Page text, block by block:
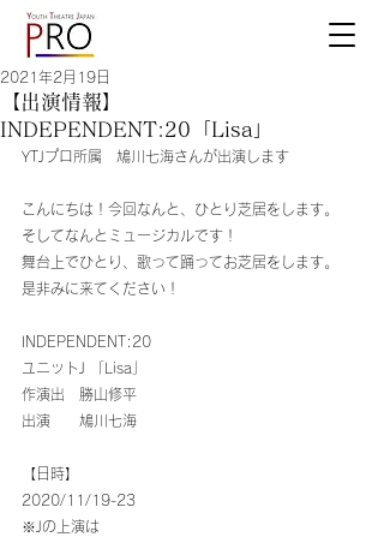
【出演情報】
INDEPENDENT:20「Lisa」
2021年2月19日
YTJプロ所属　鳩川七海さんが出演します
こんにちは！今回なんと、ひとり芝居をします。
そしてなんとミュージカルです！
舞台上でひとり、歌って踊ってお芝居をします。
是非みに来てください！
INDEPENDENT:20
ユニットJ 「Lisa」
作演出　勝山修平
出演　　鳩川七海
【日時】
2020/11/19-23
※Jの上演は